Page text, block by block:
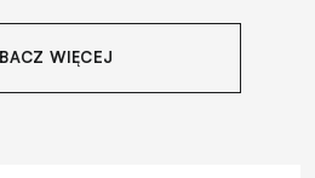
WIĘCEJ